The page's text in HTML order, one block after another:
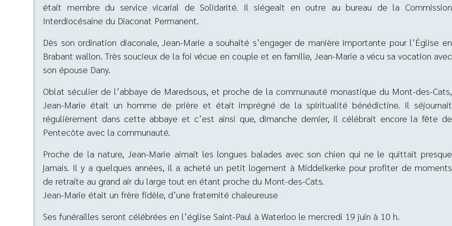
était membre du service vicarial de Solidarité. Il siégeait en outre au bureau de la Commission
Interdiocésaine du Diaconat Permanent.
Dès son ordination diaconale, Jean-Marie a souhaité s’engager de manière importante pour l’Église en
Brabant wallon. Très soucieux de la foi vécue en couple et en famille, Jean-Marie a vécu sa vocation avec
son épouse Dany.
Oblat séculier de l’abbaye de Maredsous, et proche de la communauté monastique du Mont-des-Cats,
Jean-Marie était un homme de prière et était imprégné de la spiritualité bénédictine. Il séjournait
régulièrement dans cette abbaye et c’est ainsi que, dimanche dernier, il célébrait encore la fête de
Pentecôte avec la communauté.
Proche de la nature, Jean-Marie aimait les longues balades avec son chien qui ne le quittait presque
jamais. Il y a quelques années, il a acheté un petit logement à Middelkerke pour profiter de moments
de retraite au grand air du large tout en étant proche du Mont-des-Cats.
Jean-Marie était un frère fidèle, d’une fraternité chaleureuse
Ses funérailles seront célébrées en l’église Saint-Paul à Waterloo le mercredi 19 juin à 10 h.